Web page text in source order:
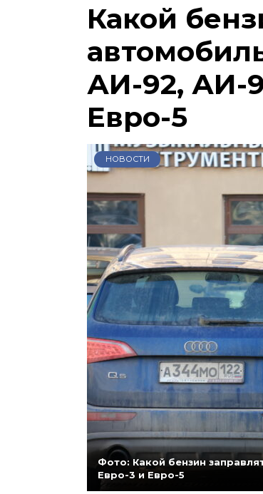
Какой
АИ-92, АИ-
Евро-5
НОВОСТИ
Фото: Какой бензин
Евро-3 и Евро-5